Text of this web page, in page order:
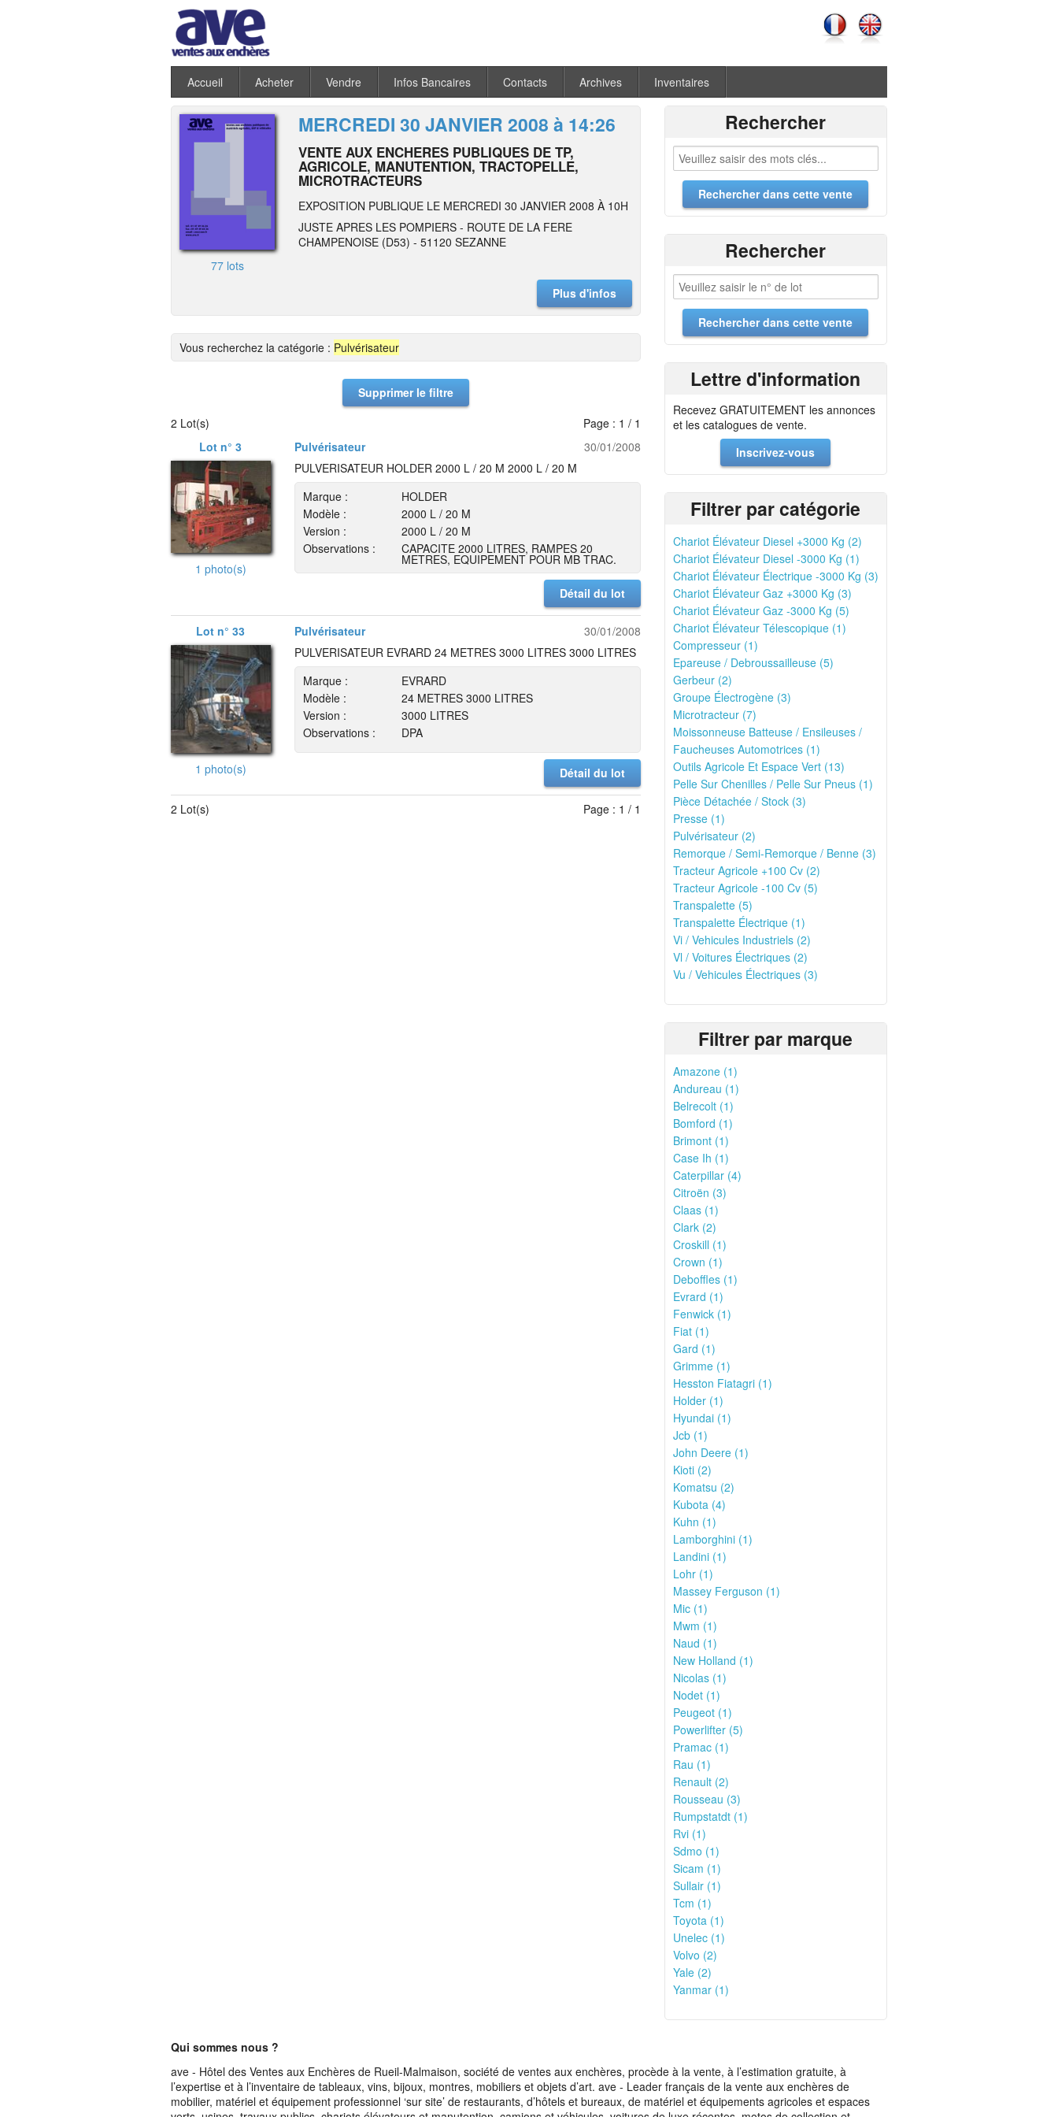
Accueil Acheter Vendre Infos Bancaires Contacts Archives Inventaires
77 lots
MERCREDI 30 JANVIER 2008 à 14:26
VENTE AUX ENCHERES PUBLIQUES DE TP,
AGRICOLE, MANUTENTION, TRACTOPELLE,
MICROTRACTEURS
EXPOSITION PUBLIQUE LE MERCREDI 30 JANVIER 2008 À 10H
JUSTE APRES LES POMPIERS - ROUTE DE LA FERE
CHAMPENOISE (D53) - 51120 SEZANNE
Plus d'infos
Vous recherchez la catégorie : Pulvérisateur
Supprimer le filtre
2 Lot(s)
Page : 1 / 1
Lot n° 3
Pulvérisateur 30/01/2008
1 photo(s)
PULVERISATEUR HOLDER 2000 L / 20 M 2000 L / 20 M
Marque :
HOLDER
Modèle :
2000 L / 20 M
Version :
2000 L / 20 M
Observations :
CAPACITE 2000 LITRES, RAMPES 20
METRES, EQUIPEMENT POUR MB TRAC.
Détail du lot
Lot n° 33 Pulvérisateur 30/01/2008
1 photo(s)
PULVERISATEUR EVRARD 24 METRES 3000 LITRES 3000 LITRES
Marque :
EVRARD
Modèle :
24 METRES 3000 LITRES
Version :
3000 LITRES
Observations :
DPA
Détail du lot
2 Lot(s) Page : 1 / 1
Rechercher
Rechercher
Lettre d'information
Recevez GRATUITEMENT les annonces
et les catalogues de vente.
Inscrivez-vous
Filtrer par catégorie
Chariot Élévateur Diesel +3000 Kg (2)
Chariot Élévateur Diesel -3000 Kg (1)
Chariot Élévateur Électrique -3000 Kg (3)
Chariot Élévateur Gaz +3000 Kg (3)
Chariot Élévateur Gaz -3000 Kg (5)
Chariot Élévateur Télescopique (1)
Compresseur (1)
Epareuse / Debroussailleuse (5)
Gerbeur (2)
Groupe Électrogène (3)
Microtracteur (7)
Moissonneuse Batteuse / Ensileuses /
Faucheuses Automotrices (1)
Outils Agricole Et Espace Vert (13)
Pelle Sur Chenilles / Pelle Sur Pneus (1)
Pièce Détachée / Stock (3)
Presse (1)
Pulvérisateur (2)
Remorque / Semi-Remorque / Benne (3)
Tracteur Agricole +100 Cv (2)
Tracteur Agricole -100 Cv (5)
Transpalette (5)
Transpalette Électrique (1)
Vi / Vehicules Industriels (2)
Vl / Voitures Électriques (2)
Vu / Vehicules Électriques (3)
Filtrer par marque
Amazone (1)
Andureau (1)
Belrecolt (1)
Bomford (1)
Brimont (1)
Case Ih (1)
Caterpillar (4)
Citroën (3)
Claas (1)
Clark (2)
Croskill (1)
Crown (1)
Deboffles (1)
Evrard (1)
Fenwick (1)
Fiat (1)
Gard (1)
Grimme (1)
Hesston Fiatagri (1)
Holder (1)
Hyundai (1)
Jcb (1)
John Deere (1)
Kioti (2)
Komatsu (2)
Kubota (4)
Kuhn (1)
Lamborghini (1)
Landini (1)
Lohr (1)
Massey Ferguson (1)
Mic (1)
Mwm (1)
Naud (1)
New Holland (1)
Nicolas (1)
Nodet (1)
Peugeot (1)
Powerlifter (5)
Pramac (1)
Rau (1)
Renault (2)
Rousseau (3)
Rumpstatdt (1)
Rvi (1)
Sdmo (1)
Sicam (1)
Sullair (1)
Tcm (1)
Toyota (1)
Unelec (1)
Volvo (2)
Yale (2)
Yanmar (1)
Qui sommes nous ?
ave - Hôtel des Ventes aux Enchères de Rueil-Malmaison, société de ventes aux enchères, procède à la vente, à l’estimation gratuite, à
l’expertise et à l’inventaire de tableaux, vins, bijoux, montres, mobiliers et objets d’art. ave - Leader français de la vente aux enchères de
mobilier, matériel et équipement professionnel ‘sur site’ de restaurants, d’hôtels et bureaux, de matériel et équipements agricoles et espaces